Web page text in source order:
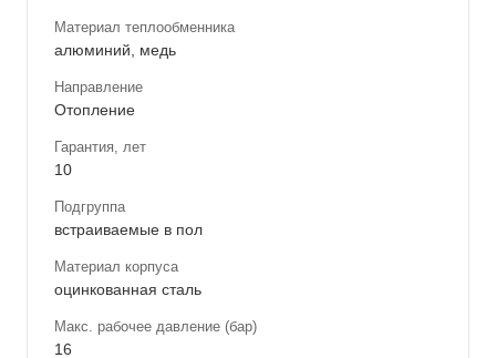
Материал теплообменника
алюминий, медь
Направление
Отопление
Гарантия, лет
10
Подгруппа
встраиваемые в пол
Материал корпуса
оцинкованная сталь
Макс. рабочее давление (бар)
16